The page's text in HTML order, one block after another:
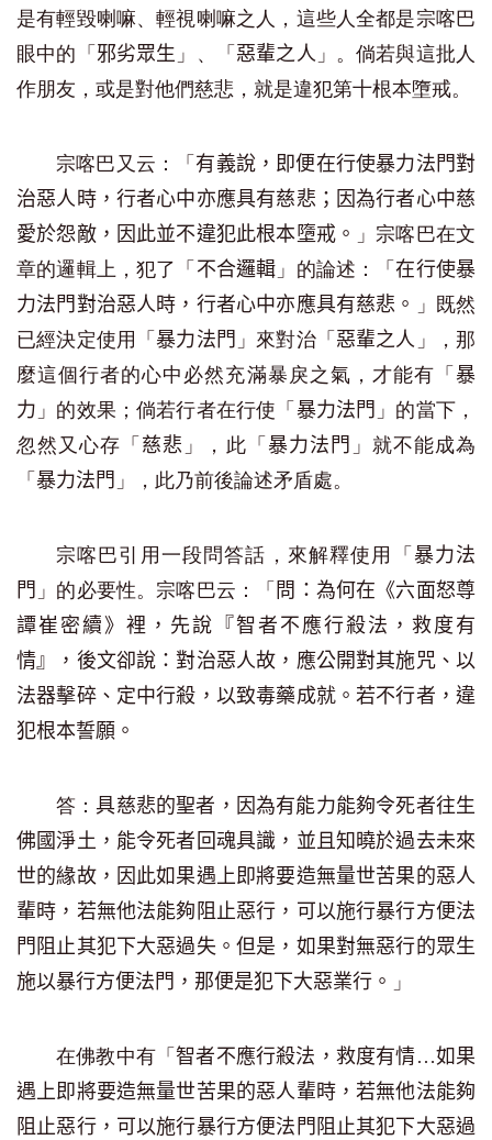
是有輕毀喇嘛、輕視喇嘛之人，這些人全都是宗喀巴
眼中的「 邪劣眾生 」、「 惡輩之人 」。倘若與這批人
作朋友，或是對他們慈悲，就是違犯第十根本墮戒。
宗喀巴又云：「 有義說，即便在行使暴力法門對
治惡人時，行者心中亦應具有慈悲；因為行者心中慈
愛於怨敵，因此並不違犯此根本墮戒。 」宗喀巴在文
章的邏輯上，犯了「 不合邏輯 」的論述：「在行使暴
力法門對治惡人時，行者心中亦應具有慈悲。
」既然
已經決定使用「 暴力法門 」來對治「 惡輩之人 」，那
麼這個行者的心中必然充滿暴戾之氣，才能有「 暴
力 」的效果；倘若行者在行使「 暴力法門 」的當下，
忽然又心存「 慈悲 」，此「 暴力法門 」就不能成為
「 暴力法門 」，此乃前後論述矛盾處。
宗喀巴引用一段問答話，來解釋使用「 暴力法
門 」的必要性。宗喀巴云：「 問：為何在《六面怒尊
譚崔密續》裡，先說『智者不應行殺法，救度有
情』，後文卻說：對治惡人故，應公開對其施咒、以
法器擊碎、定中行殺，以致毒藥成就。若不行者，違
犯根本誓願。
答： 具慈悲的聖者，因為有能力能夠令死者往生
佛國淨土，能令死者回魂具識，並且知曉於過去未來
世的緣故，因此如果遇上即將要造無量世苦果的惡人
輩時，若無他法能夠阻止惡行，可以施行暴行方便法
門阻止其犯下大惡過失。但是，如果對無惡行的眾生
施以暴行方便法門，那便是犯下大惡業行。 」
在佛教中有「智者不應行殺法，救度有情…如果
遇上即將要造無量世苦果的惡人輩時，若無他法能夠
阻止惡行，可以施行暴行方便法門阻止其犯下大惡過